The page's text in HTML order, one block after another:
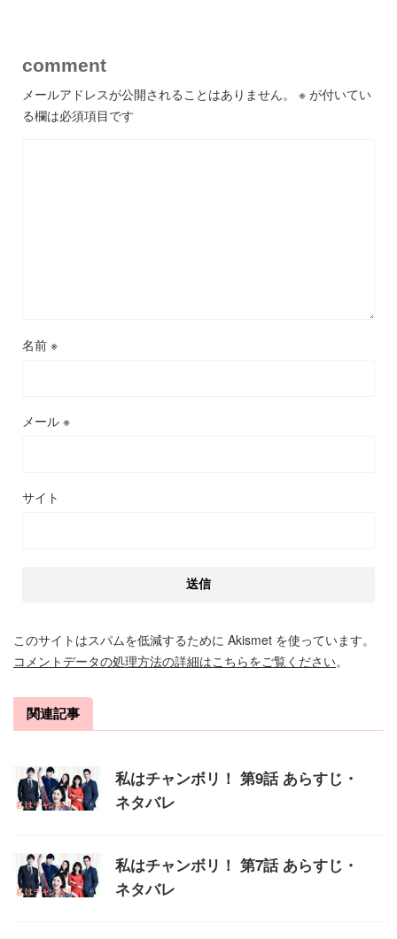
comment
メールアドレスが公開されることはありません。 ※ が付いてい
る欄は必須項目です
名前 ※
メール ※
サイト
このサイトはスパムを低減するために Akismet を使っています。
コメントデータの処理方法の詳細はこちらをご覧ください。
関連記事
私はチャンボリ！ 第9話 あらすじ・
ネタバレ
私はチャンボリ！ 第7話 あらすじ・
ネタバレ